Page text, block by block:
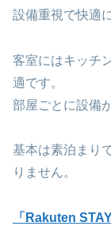
設備重視で快適
客室にはキッチ
適です。
部屋ごとに設備
基本は素泊まり
りません。
「Rakuten